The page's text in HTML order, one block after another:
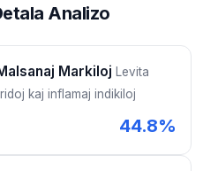
Analizo
Markiloj Levita
kaj inflamaj indikiloj
44.8%